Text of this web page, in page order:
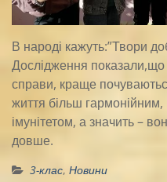
В народі кажуть:”Твори
Дослідження показали,що
справи, краще
життя більш
імунітетом, а значить –
довше.
3-клас, Новини